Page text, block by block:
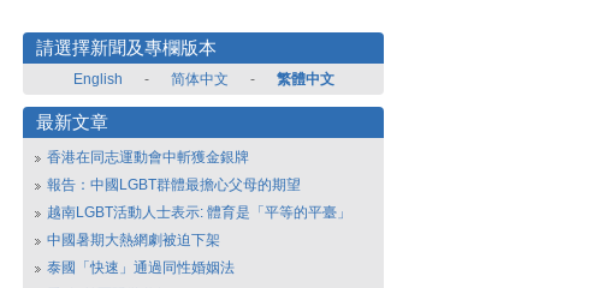
請選擇新聞及專欄版本
English - 简体中文 - 繁體中文
最新文章
香港在同志運動會中斬獲金銀牌
報告：中國LGBT群體最擔心父母的期望
越南LGBT活動人士表示: 體育是「平等的平臺」
中國暑期大熱網劇被迫下架
泰國「快速」通過同性婚姻法